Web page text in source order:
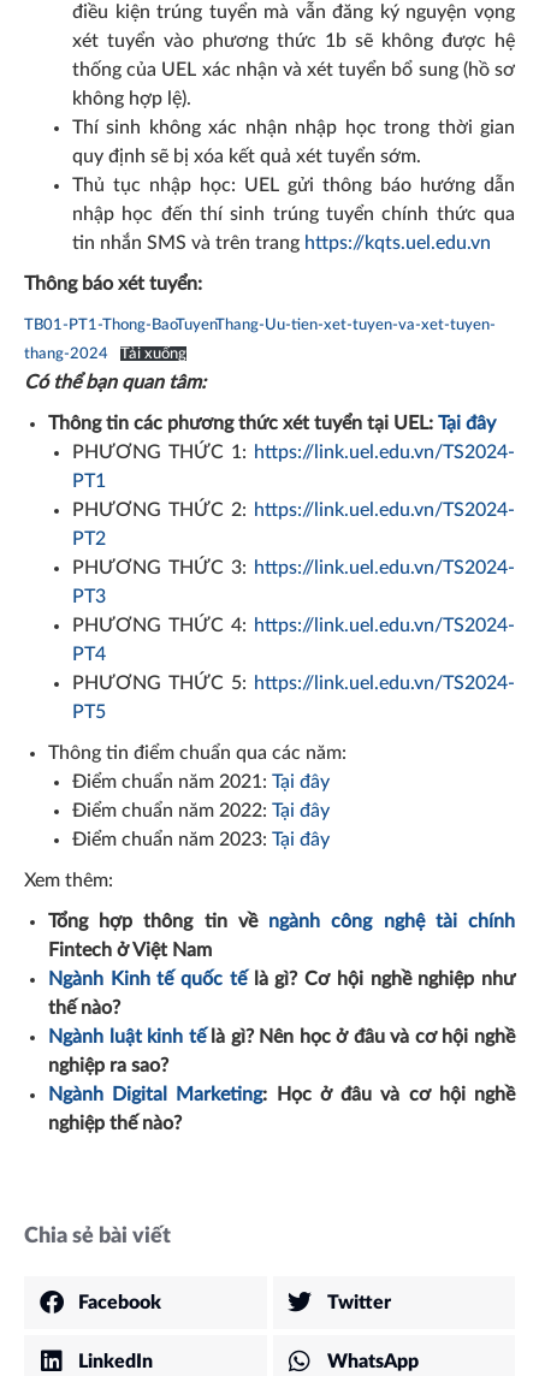
điều kiện trúng tuyển mà vẫn đăng ký nguyện vọng
xét tuyển vào phương thức 1b sẽ không được hệ
thống của UEL xác nhận và xét tuyển bổ sung (hồ sơ
không hợp lệ).
Thí sinh không xác nhận nhập học trong thời gian
quy định sẽ bị xóa kết quả xét tuyển sớm.
Thủ tục nhập học: UEL gửi thông báo hướng dẫn
nhập học đến thí sinh trúng tuyển chính thức qua
tin nhắn SMS và trên trang https://kqts.uel.edu.vn
Thông báo xét tuyển:
TB01-PT1-Thong-BaoTuyenThang-Uu-tien-xet-tuyen-va-xet-tuyen-
thang-2024
Tải xuống
Có thể bạn quan tâm:
Thông tin các phương thức xét tuyển tại UEL: Tại đây
PHƯƠNG THỨC 1: https://link.uel.edu.vn/TS2024-
PT1
PHƯƠNG THỨC 2: https://link.uel.edu.vn/TS2024-
PT2
PHƯƠNG THỨC 3: https://link.uel.edu.vn/TS2024-
PT3
PHƯƠNG THỨC 4: https://link.uel.edu.vn/TS2024-
PT4
PHƯƠNG THỨC 5: https://link.uel.edu.vn/TS2024-
PT5
Thông tin điểm chuẩn qua các năm:
Điểm chuẩn năm 2021: Tại đây
Điểm chuẩn năm 2022: Tại đây
Điểm chuẩn năm 2023: Tại đây
Xem thêm:
Tổng hợp thông tin về ngành công nghệ tài chính
Fintech ở Việt Nam
Ngành Kinh tế quốc tếlà gì? Cơ hội nghề nghiệp như
thế nào?
Ngành luật kinh tếlà gì? Nên học ở đâu và cơ hội nghề
nghiệp ra sao?
Ngành Digital Marketing: Học ở đâu và cơ hội nghề
nghiệp thế nào?
Chia sẻ bài viết
Facebook Twitter
LinkedIn WhatsApp